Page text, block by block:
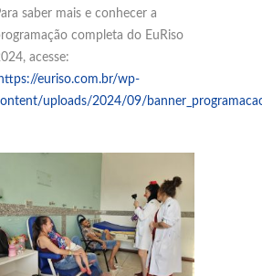
saber mais e conhecer a
completa do EuRiso
acesse:
https://euriso.com.br/wp-
uploads/2024/09/